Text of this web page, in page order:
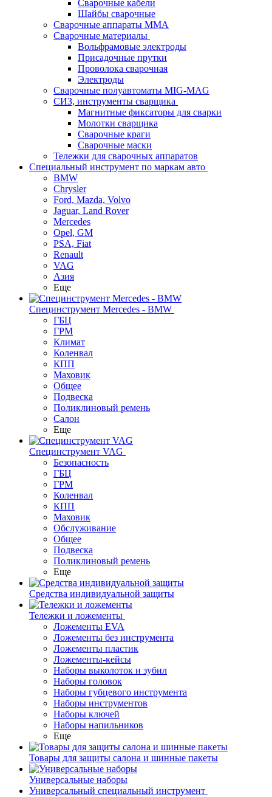
Сварочные кабели
Шайбы сварочные
Сварочные аппараты MMA
Сварочные материалы
Вольфрамовые электроды
Присадочные прутки
Проволока сварочная
Электроды
Сварочные полуавтоматы MIG-MAG
СИЗ, инструменты сварщика
Магнитные фиксаторы для сварки
Молотки сварщика
Сварочные краги
Сварочные маски
Тележки для сварочных аппаратов
Специальный инструмент по маркам авто
BMW
Chrysler
Ford, Mazda, Volvo
Jaguar, Land Rover
Mercedes
Opel, GM
PSA, Fiat
Renault
VAG
Азия
Еще
Специнструмент Mercedes - BMW
ГБЦ
ГРМ
Климат
Коленвал
КПП
Маховик
Общее
Подвеска
Поликлиновый ремень
Салон
Еще
Специнструмент VAG
Безопасность
ГБЦ
ГРМ
Коленвал
КПП
Маховик
Обслуживание
Общее
Подвеска
Поликлиновый ремень
Еще
Средства индивидуальной защиты
Тележки и ложементы
Ложементы EVA
Ложементы без инструмента
Ложементы пластик
Ложементы-кейсы
Наборы выколоток и зубил
Наборы головок
Наборы губцевого инструмента
Наборы инструментов
Наборы ключей
Наборы напильников
Еще
Товары для защиты салона и шинные пакеты
Универсальные наборы
Универсальный специальный инструмент